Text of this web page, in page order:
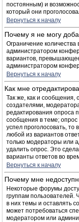
постоянным) и
который они
Вернуться к началу
Почему я не могу
Ограничение количества
администратором
вариантов,
администратором
Вернуться к началу
Как мне
Так же, как и сообщения,
создателями,
редактирования опроса
сообщения в теме; опрос
успел проголосовать, то
любой из вариантов
только модераторы или
удалить опрос. Это
варианты ответов во
Вернуться к началу
Почему мне
Некоторые форумы
группам пользователей.
в них темы и оставлять
может потребоваться
модератором или